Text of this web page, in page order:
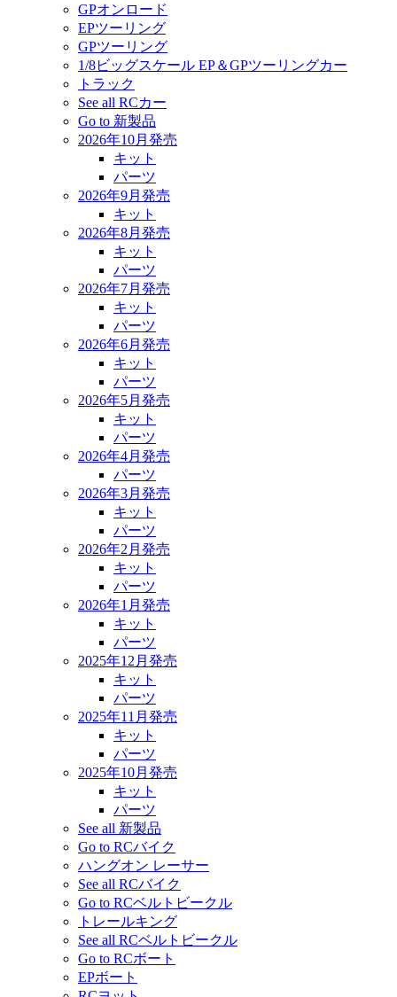
GPオンロード
EPツーリング
GPツーリング
1/8ビッグスケール EP＆GPツーリングカー
トラック
See all RCカー
Go to 新製品
2026年10月発売
キット
パーツ
2026年9月発売
キット
2026年8月発売
キット
パーツ
2026年7月発売
キット
パーツ
2026年6月発売
キット
パーツ
2026年5月発売
キット
パーツ
2026年4月発売
パーツ
2026年3月発売
キット
パーツ
2026年2月発売
キット
パーツ
2026年1月発売
キット
パーツ
2025年12月発売
キット
パーツ
2025年11月発売
キット
パーツ
2025年10月発売
キット
パーツ
See all 新製品
Go to RCバイク
ハングオン レーサー
See all RCバイク
Go to RCベルトビークル
トレールキング
See all RCベルトビークル
Go to RCボート
EPボート